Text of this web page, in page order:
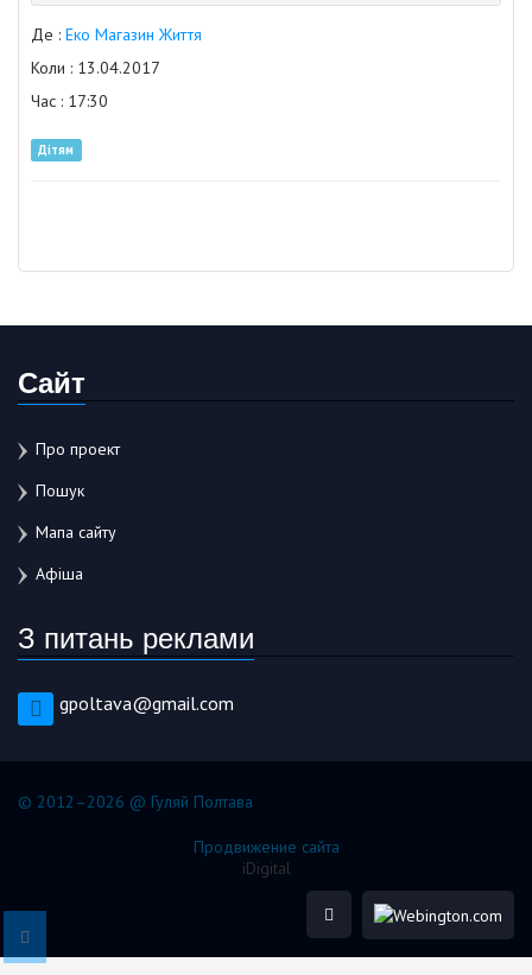
Де : Еко Магазин Життя
Коли : 13.04.2017
Час : 17:30
Дітям
Сайт
Про проект
Пошук
Мапа сайту
Афіша
З питань реклами
gpoltava@gmail.com
© 2012–2026 @ Гуляй Полтава
Продвижение сайта
iDigital